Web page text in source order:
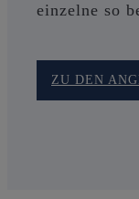
einzelne so
ZU DEN